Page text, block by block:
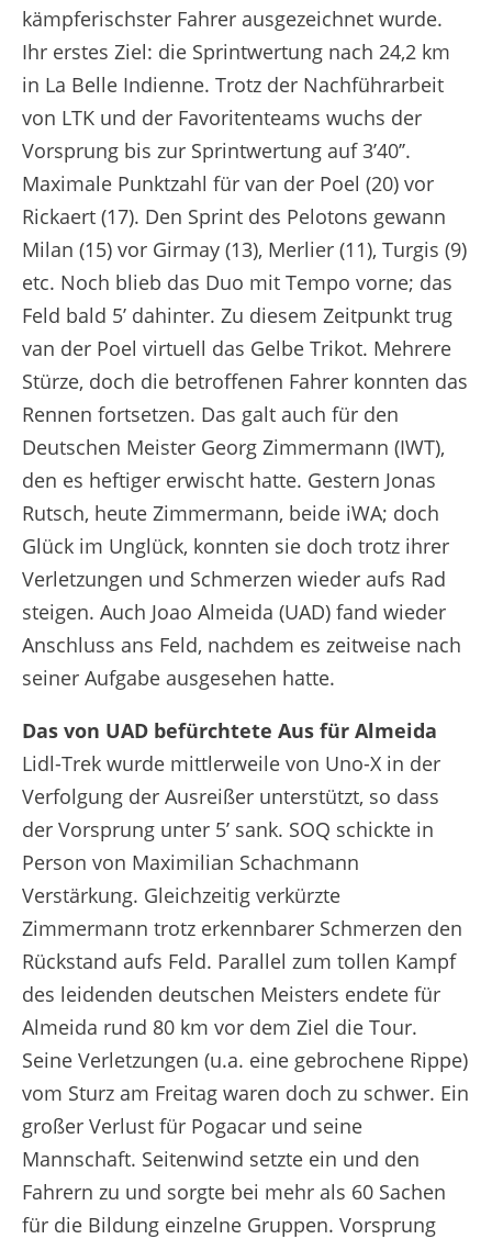
kämpferischster Fahrer ausgezeichnet wurde.
Ihr erstes Ziel: die Sprintwertung nach 24,2 km
in La Belle Indienne. Trotz der Nachführarbeit
von LTK und der Favoritenteams wuchs der
Vorsprung bis zur Sprintwertung auf 3’40’’.
Maximale Punktzahl für van der Poel (20) vor
Rickaert (17). Den Sprint des Pelotons gewann
Milan (15) vor Girmay (13), Merlier (11), Turgis (9)
etc. Noch blieb das Duo mit Tempo vorne; das
Feld bald 5’ dahinter. Zu diesem Zeitpunkt trug
van der Poel virtuell das Gelbe Trikot. Mehrere
Stürze, doch die betroffenen Fahrer konnten das
Rennen fortsetzen. Das galt auch für den
Deutschen Meister Georg Zimmermann (IWT),
den es heftiger erwischt hatte. Gestern Jonas
Rutsch, heute Zimmermann, beide iWA; doch
Glück im Unglück, konnten sie doch trotz ihrer
Verletzungen und Schmerzen wieder aufs Rad
steigen. Auch Joao Almeida (UAD) fand wieder
Anschluss ans Feld, nachdem es zeitweise nach
seiner Aufgabe ausgesehen hatte.
Das von UAD befürchtete Aus für Almeida
Lidl-Trek wurde mittlerweile von Uno-X in der
Verfolgung der Ausreißer unterstützt, so dass
der Vorsprung unter 5’ sank. SOQ schickte in
Person von Maximilian Schachmann
Verstärkung. Gleichzeitig verkürzte
Zimmermann trotz erkennbarer Schmerzen den
Rückstand aufs Feld. Parallel zum tollen Kampf
des leidenden deutschen Meisters endete für
Almeida rund 80 km vor dem Ziel die Tour.
Seine Verletzungen (u.a. eine gebrochene Rippe)
vom Sturz am Freitag waren doch zu schwer. Ein
großer Verlust für Pogacar und seine
Mannschaft. Seitenwind setzte ein und den
Fahrern zu und sorgte bei mehr als 60 Sachen
für die Bildung einzelne Gruppen. Vorsprung